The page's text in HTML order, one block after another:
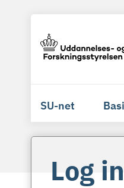
SU-net
Log